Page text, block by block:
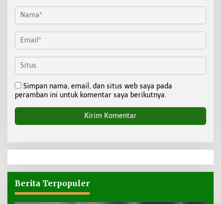
Simpan nama, email, dan situs web saya pada
peramban ini untuk komentar saya berikutnya.
Berita Terpopuler